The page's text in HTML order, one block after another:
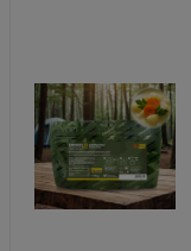
Marketing
Beschreibung